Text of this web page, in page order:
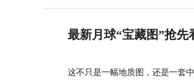
最新月球“宝藏图”抢先
这不只是一幅地质图，还是一套